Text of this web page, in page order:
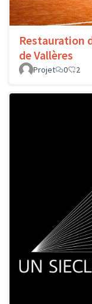
Restauration
de Vallères
Projet
0 2